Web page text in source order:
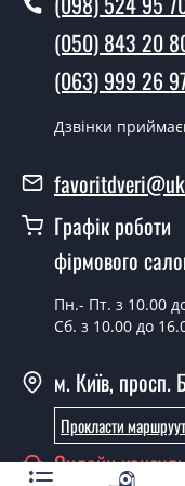
Так робимо.
проводиться згідно
Скільки
Вартість
Можна на
Так можна.
Так, ми маємо
міжкімнатних
(050) 843 20
(063) 999 26
Дзвінки
Графік роботи
фірмового
Пн.- Пт. з 10.00
Сб. з 10.00 до
м. Київ, просп.
Прокласти маршруут
Онлайн